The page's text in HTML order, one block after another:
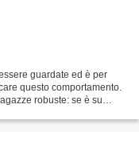
guardate ed è per
questo comportamento.
robuste: se è su